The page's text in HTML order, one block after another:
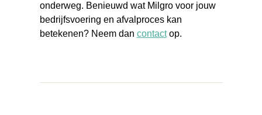
onderweg. Benieuwd wat Milgro voor jouw
bedrijfsvoering en afvalproces kan
betekenen? Neem dan contactop.